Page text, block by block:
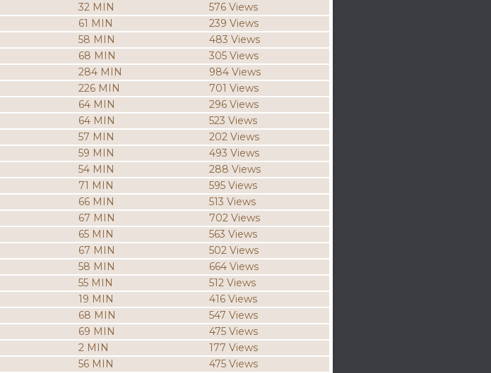
32 MIN
576 Views
61 MIN
239 Views
58 MIN
483 Views
68 MIN
305 Views
284 MIN
984 Views
226 MIN
701 Views
64 MIN
296 Views
64 MIN
523 Views
57 MIN
202 Views
59 MIN
493 Views
54 MIN
288 Views
71 MIN
595 Views
66 MIN
513 Views
67 MIN
702 Views
65 MIN
563 Views
67 MIN
502 Views
58 MIN
664 Views
55 MIN
512 Views
19 MIN
416 Views
68 MIN
547 Views
69 MIN
475 Views
2 MIN
177 Views
56 MIN
475 Views